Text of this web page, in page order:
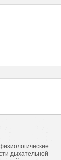
дыхательной